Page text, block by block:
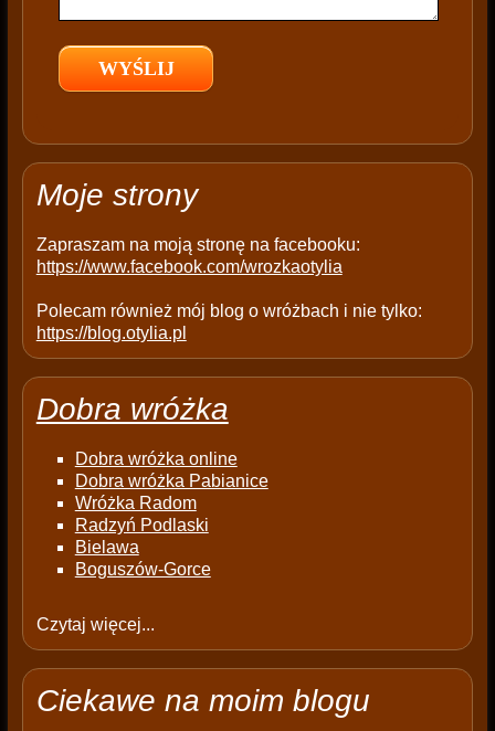
e
e
p
y
Moje strony
Zapraszam na moją stronę na facebooku:
https://www.facebook.com/wrozkaotylia
Polecam również mój blog o wróżbach i nie tylko:
https://blog.otylia.pl
Dobra wróżka
Dobra wróżka online
Dobra wróżka Pabianice
Wróżka Radom
Radzyń Podlaski
Bielawa
Boguszów-Gorce
Czytaj więcej...
Ciekawe na moim blogu